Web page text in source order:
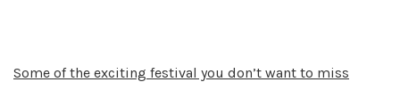
Some of the exciting festival you don’t want to miss